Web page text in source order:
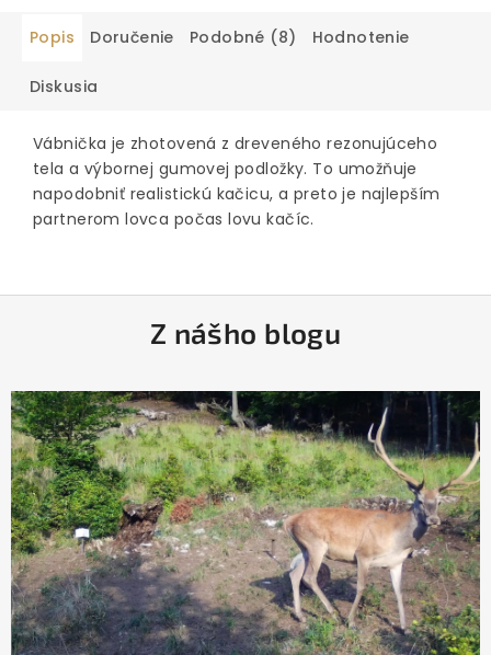
Popis Doručenie Podobné (8) Hodnotenie
Diskusia
Vábnička je zhotovená z dreveného rezonujúceho
tela a výbornej gumovej podložky. To umožňuje
napodobniť realistickú kačicu, a preto je najlepším
partnerom lovca počas lovu kačíc.
ä
e
Z nášho blogu